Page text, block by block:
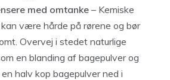
med omtanke – Kemiske
være hårde på rørene og bør
Overvej i stedet naturlige
en blanding af bagepulver og
halv kop bagepulver ned i